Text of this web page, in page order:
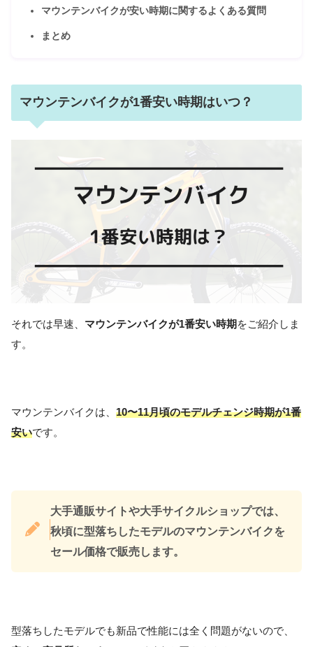
マウンテンバイクが安い時期に関するよくある質問
まとめ
マウンテンバイクが1番安い時期はいつ？
それでは早速、 マウンテンバイクが1番安い時期 をご紹介しま
す。
マウンテンバイクは、 10〜11月頃のモデルチェンジ時期が1番
安いです。
大手通販サイトや大手サイクルショップでは、
秋頃に型落ちしたモデルのマウンテンバイクを
セール価格で販売します。
型落ちしたモデルでも新品で性能には全く問題がないので、